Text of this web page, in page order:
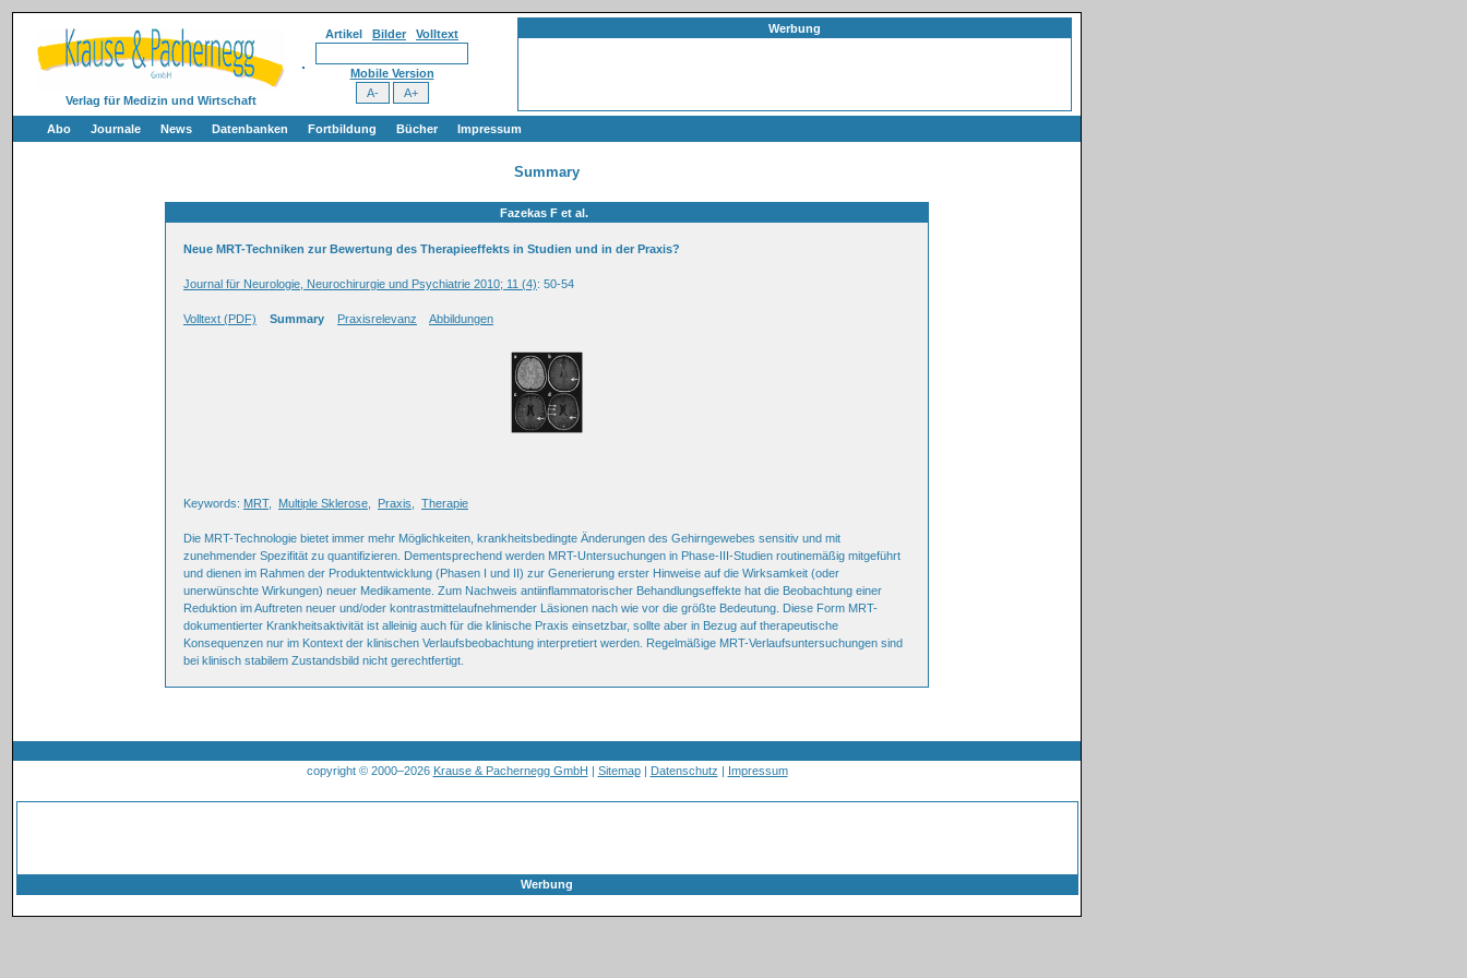
Verlag für Medizin und Wirtschaft
Artikel Bilder Volltext
Mobile Version
Werbung
Abo Journale News Datenbanken Fortbildung Bücher Impressum
Summary
Fazekas F et al.
Neue MRT-Techniken zur Bewertung des Therapieeffekts in Studien und in der Praxis?
Journal für Neurologie, Neurochirurgie und Psychiatrie 2010; 11 (4): 50-54
Volltext (PDF) Summary Praxisrelevanz Abbildungen
Keywords: MRT, Multiple Sklerose Praxis Therapie
Die MRT-Technologie bietet immer mehr Möglichkeiten, krankheitsbedingte Änderungen des Gehirngewebes sensitiv und mit
zunehmender Spezifität zu quantifizieren. Dementsprechend werden MRT-Untersuchungen in Phase-III-Studien routinemäßig mitgeführt
und dienen im Rahmen der Produktentwicklung (Phasen I und II) zur Generierung erster Hinweise auf die Wirksamkeit (oder
unerwünschte Wirkungen) neuer Medikamente. Zum Nachweis antiinflammatorischer Behandlungseffekte hat die Beobachtung einer
Reduktion im Auftreten neuer und/oder kontrastmittelaufnehmender Läsionen nach wie vor die größte Bedeutung. Diese Form MRT-
dokumentierter Krankheitsaktivität ist alleinig auch für die klinische Praxis einsetzbar, sollte aber in Bezug auf therapeutische
Konsequenzen nur im Kontext der klinischen Verlaufsbeobachtung interpretiert werden. Regelmäßige MRT-Verlaufsuntersuchungen sind
bei klinisch stabilem Zustandsbild nicht gerechtfertigt.
copyright © 2000–2026 Krause & Pachernegg GmbH | Sitemap| Datenschutz | Impressum
Werbung